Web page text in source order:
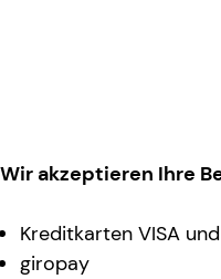
Wir akzeptieren Ihre
Kreditkarten VISA und
giropay